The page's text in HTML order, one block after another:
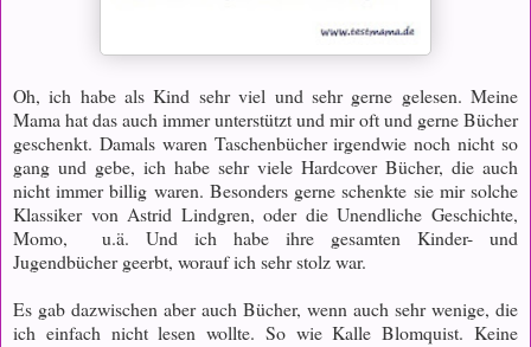
Oh, ich habe als Kind sehr viel und sehr gerne gelesen. Meine
Mama hat das auch immer unterstützt und mir oft und gerne Bücher
geschenkt. Damals waren Taschenbücher irgendwie noch nicht so
gang und gebe, ich habe sehr viele Hardcover Bücher, die auch
nicht immer billig waren. Besonders gerne schenkte sie mir solche
Klassiker von Astrid Lindgren, oder die Unendliche Geschichte,
Momo, u.ä. Und ich habe ihre gesamten Kinder- und
Jugendbücher geerbt, worauf ich sehr stolz war.
Es gab dazwischen aber auch Bücher, wenn auch sehr wenige, die
ich einfach nicht lesen wollte. So wie Kalle Blomquist. Keine